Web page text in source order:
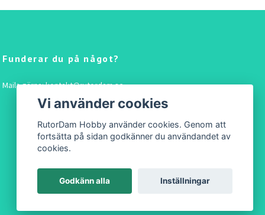
Funderar du på något?
Maila gärna:kontakt@rutordam.se
Vi använder cookies
RutorDam Hobby använder cookies. Genom att
fortsätta på sidan godkänner du användandet av
cookies.
Godkänn alla Inställningar